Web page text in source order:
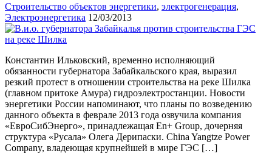
Строительство объектов энергетики, электрогенерация,
Электроэнергетика 12/03/2013
Константин Ильковский, временно исполняющий
обязанности губернатора Забайкальского края, выразил
резкий протест в отношении строительства на реке Шилка
(главном притоке Амура) гидроэлектростанции. Новости
энергетики России напоминают, что планы по возведению
данного объекта в феврале 2013 года озвучила компания
«ЕвроСибЭнерго», принадлежащая En+ Group, дочерняя
структура «Русала» Олега Дерипаски. China Yangtze Power
Company, владеющая крупнейшей в мире ГЭС […]